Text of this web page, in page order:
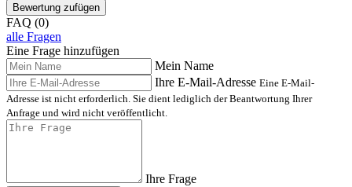
Bewertung zufügen
FAQ (0)
alle Fragen
Eine Frage hinzufügen
Mein Name
Ihre E-Mail-Adresse Eine E-Mail-
Adresse ist nicht erforderlich. Sie dient lediglich der Beantwortung Ihrer
Anfrage und wird nicht veröffentlicht.
Ihre Frage